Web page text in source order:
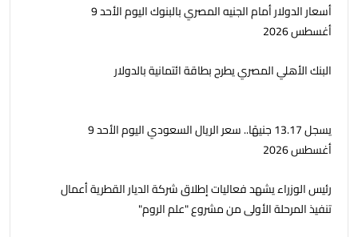
أسعار الدولار أمام الجنيه المصري بالبنوك اليوم الأحد 9
أغسطس 2026
البنك الأهلي المصري يطرح بطاقة ائتمانية بالدولار
يسجل 13.17 جنيهًا.. سعر الريال السعودي اليوم الأحد 9
أغسطس 2026
رئيس الوزراء يشهد فعاليات إطلاق شركة الديار القطرية أعمال
تنفيذ المرحلة الأولى من مشروع "علم الروم"